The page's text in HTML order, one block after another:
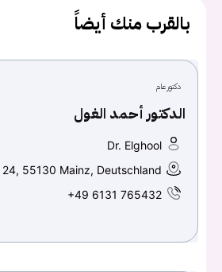
بالقرب منك أيضاً
دكتور عام
الدكتور أحمد الغول
Dr. Elghool
55130 Mainz, Deutschland
+49 6131 765432